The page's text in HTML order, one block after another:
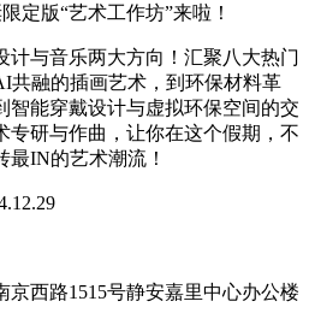
定版“艺术工作坊”来啦！
计与音乐两大方向！汇聚八大热门
共融的插画艺术，到环保材料革
智能穿戴设计与虚拟环保空间的交
专研与作曲，让你在这个假期，不
IN的艺术潮流！
京西路1515号静安嘉里中心办公楼